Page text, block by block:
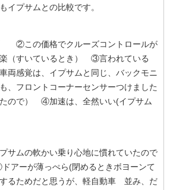
イプサムとの比較です。
②この価格でクルーズコントロールが
（すいているとき） ③言われている
両感覚は、イプサムと同じ、バックモニ
、フロントコーナーセンサーつけました
たので） ④加速は、全然いい(イプサム
サムの軟かい乗り心地に慣れていたので
アーが薄っぺら(閉めるときボヨーンて
るためだと思うが、軽自動車 並み、だ